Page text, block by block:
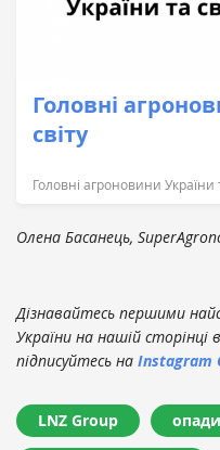
Головні
світу
Головні агроновини України
Олена Басанець,
Дізнавайтесь першими
України на нашій сторінці в
підписуйтесь на Instagram
LNZ Group опади